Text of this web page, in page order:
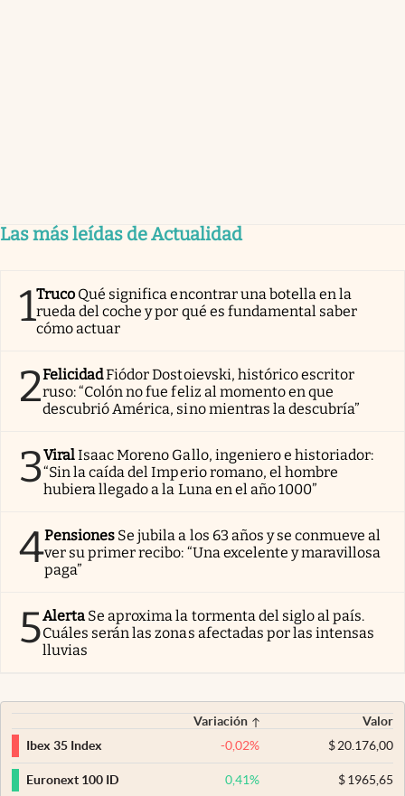
Las más leídas de Actualidad
1Truco Qué significa encontrar una botella en la
rueda del coche y por qué es fundamental saber
cómo actuar
2FelicidadFiódor Dostoievski, histórico escritor
ruso: “Colón no fue feliz al momento en que
descubrió América, sino mientras la descubría”
3ViralIsaac Moreno Gallo, ingeniero e historiador:
“Sin la caída del Imperio romano, el hombre
hubiera llegado a la Luna en el año 1000”
4Pensiones Se jubila a los 63 años y se conmueve al
ver su primer recibo: “Una excelente y maravillosa
paga”
5Alerta Se aproxima la tormenta del siglo al país.
Cuáles serán las zonas afectadas por las intensas
lluvias
Variación
Valor
Ibex 35 Index
-0,02% $20.176,00
Euronext 100 ID 0,41% $1965,65